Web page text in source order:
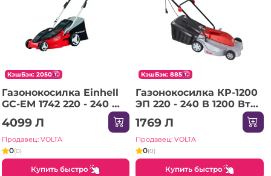
КэшБэк: 2050
Газонокосилка Einhell
GC-EM 1742 220 - 240 В
1700 Вт
4099 Л
Продавец: VOLTA
0(0)
Купить быстро
КэшБэк: 885
Газонокосилка КР-1200
ЭП 220 - 240 В 1200 Вт
RESANTA
1769 Л
Продавец: VOLTA
0(0)
Купить быстро